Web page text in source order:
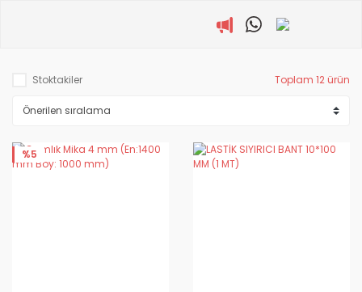
Stoktakiler Toplam 12 ürün
%5